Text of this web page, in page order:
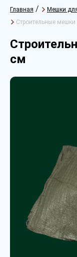
Главная / Мешки
Строительные
см